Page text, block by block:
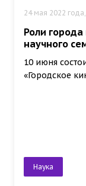
24 мая 2022
Роли
научного
10 июня
«Городское
Наука